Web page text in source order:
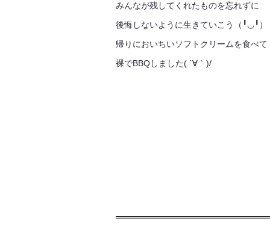
みんなが残してくれたものを忘れずに
後悔しないように生きていこう（╹◡╹）
帰りにおいちいソフトクリームを食べて
裸でBBQしました( ´∀｀)/